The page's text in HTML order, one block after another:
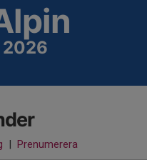
| Prenumerera